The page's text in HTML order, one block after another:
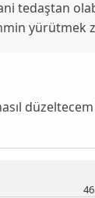
tedaştan
yürütmek
düzeltecem